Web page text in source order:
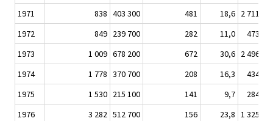
1971
838 403 300 481 18,6 2 711
1972
849 239 700 282 11,0
473
1973
1 009 678 200 672 30,6 2 496
1974
1 778 370 700 208 16,3
434
1975
1 530 215 100 141 9,7
284
1976
3 282 512 700 156 23,8 1 325